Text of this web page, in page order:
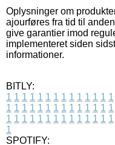
Oplysninger om
ajourføres fra tid til
give garantier imod
implementeret siden
informationer.
BITLY:
1 1 1 1 1 1 1 1 1 1 1 1 1 1
1 1 1 1 1 1 1 1 1 1 1 1 1 1
1 1 1 1 1 1 1 1 1 1 1 1 1 1
1
SPOTIFY: